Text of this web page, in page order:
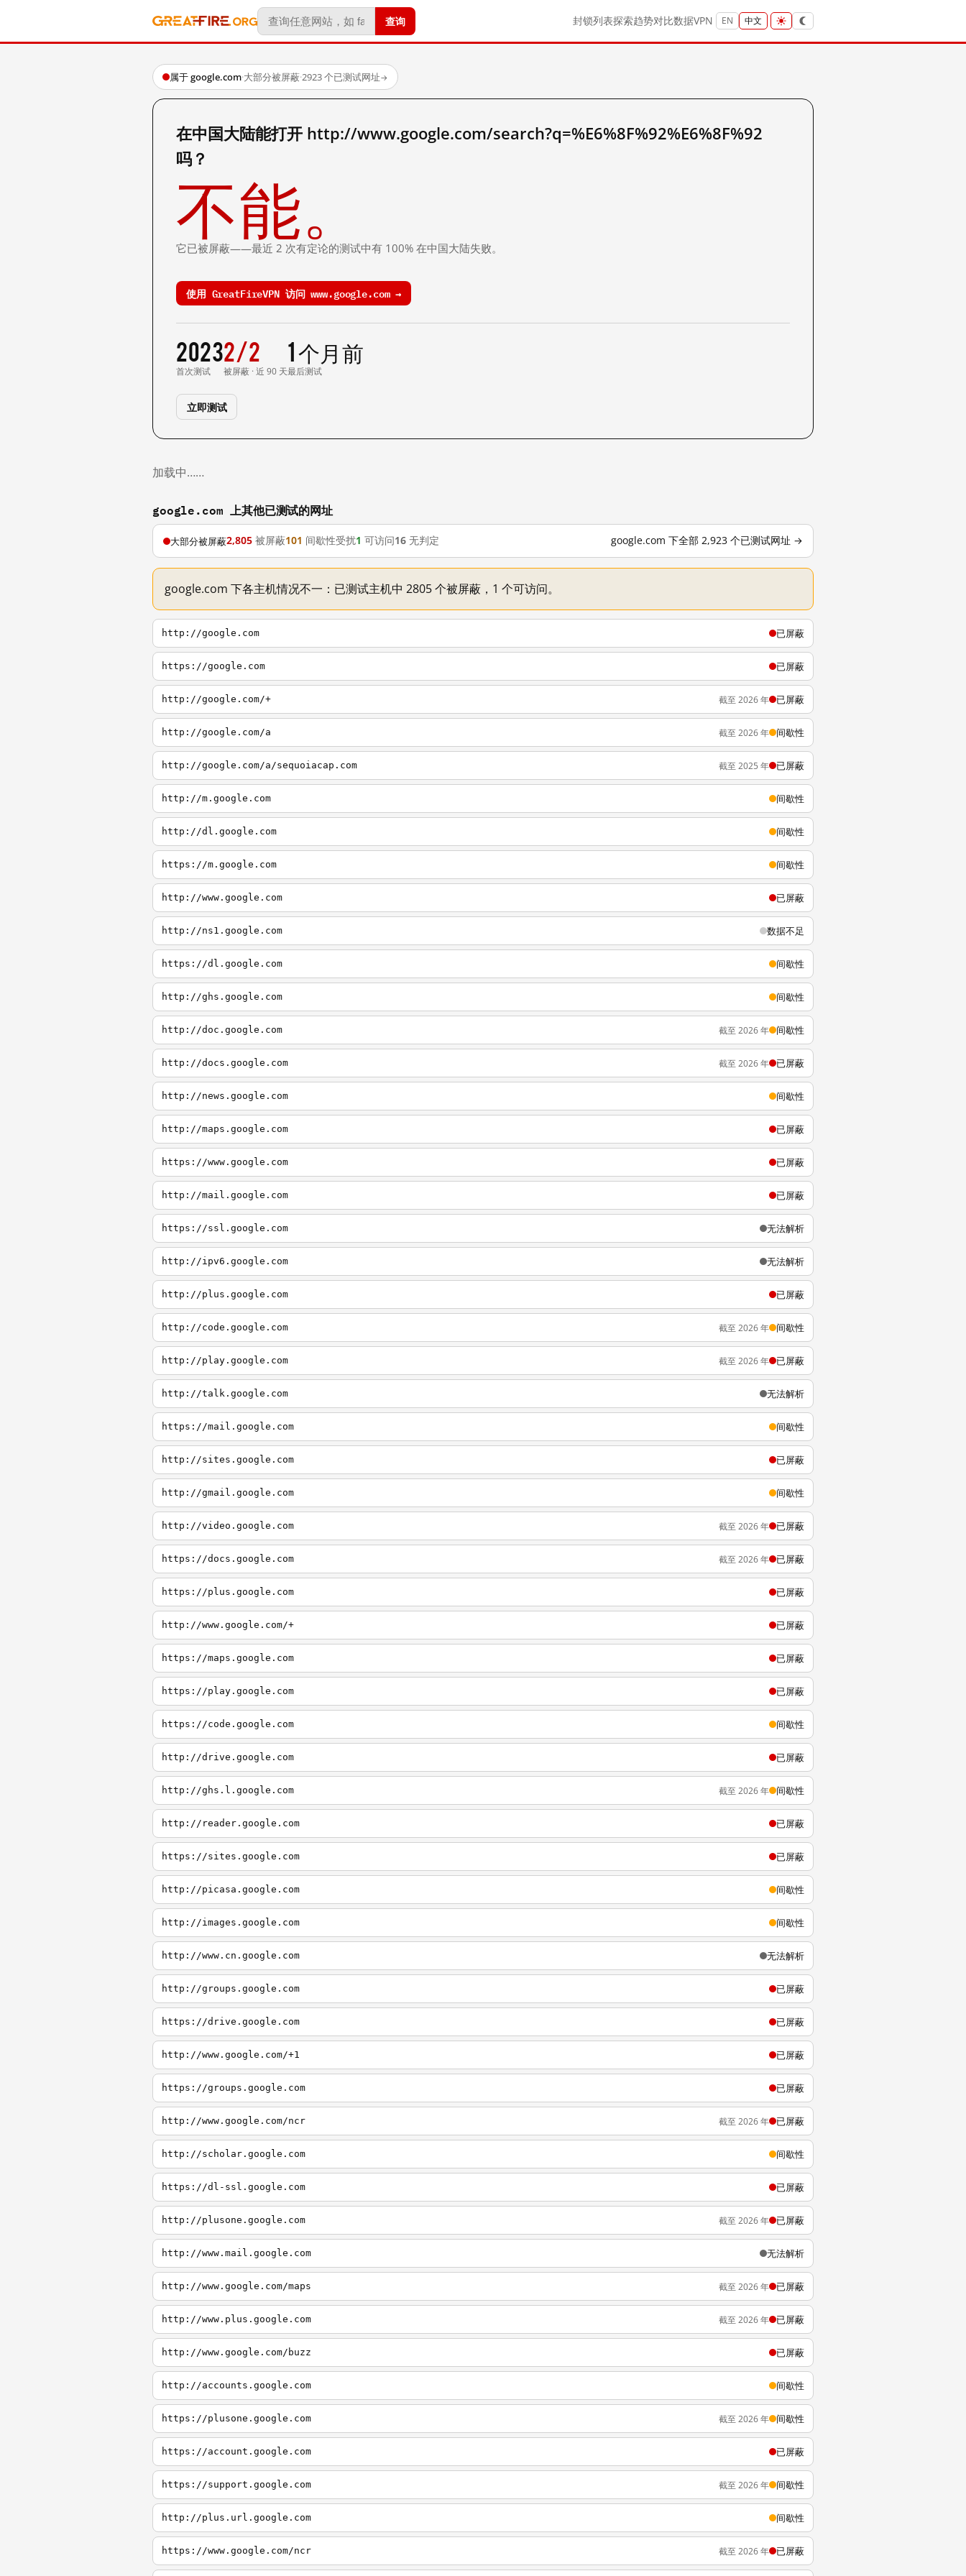
查询 封锁列表探索趋势对比数据VPN EN 中文
属于 google.com·大部分被屏蔽·2923 个已测试网址→
在中国大陆能打开 http://www.google.com/search?q=%E6%8F%92%E6%8F%92
吗？
不能。
它已被屏蔽——最近 2 次有定论的测试中有 100% 在中国大陆失败。
使用 GreatFireVPN 访问 www.google.com →
2023
首次测试
2/2
被屏蔽 · 近 90 天
1 个月前
最后测试
立即测试
加载中……
google.com 上其他已测试的网址
大部分被屏蔽2,805 被屏蔽101 间歇性受扰1 可访问16 无判定 google.com 下全部 2,923 个已测试网址 →
google.com 下各主机情况不一：已测试主机中 2805 个被屏蔽，1 个可访问。
http://google.com 已屏蔽
https://google.com 已屏蔽
http://google.com/+ 截至 2026 年 已屏蔽
http://google.com/a 截至 2026 年 间歇性
http://google.com/a/sequoiacap.com 截至 2025 年 已屏蔽
http://m.google.com 间歇性
http://dl.google.com 间歇性
https://m.google.com 间歇性
http://www.google.com 已屏蔽
http://ns1.google.com 数据不足
https://dl.google.com 间歇性
http://ghs.google.com 间歇性
http://doc.google.com 截至 2026 年 间歇性
http://docs.google.com 截至 2026 年 已屏蔽
http://news.google.com 间歇性
http://maps.google.com 已屏蔽
https://www.google.com 已屏蔽
http://mail.google.com 已屏蔽
https://ssl.google.com 无法解析
http://ipv6.google.com 无法解析
http://plus.google.com 已屏蔽
http://code.google.com 截至 2026 年 间歇性
http://play.google.com 截至 2026 年 已屏蔽
http://talk.google.com 无法解析
https://mail.google.com 间歇性
http://sites.google.com 已屏蔽
http://gmail.google.com 间歇性
http://video.google.com 截至 2026 年 已屏蔽
https://docs.google.com 截至 2026 年 已屏蔽
https://plus.google.com 已屏蔽
http://www.google.com/+ 已屏蔽
https://maps.google.com 已屏蔽
https://play.google.com 已屏蔽
https://code.google.com 间歇性
http://drive.google.com 已屏蔽
http://ghs.l.google.com 截至 2026 年 间歇性
http://reader.google.com 已屏蔽
https://sites.google.com 已屏蔽
http://picasa.google.com 间歇性
http://images.google.com 间歇性
http://www.cn.google.com 无法解析
http://groups.google.com 已屏蔽
https://drive.google.com 已屏蔽
http://www.google.com/+1 已屏蔽
https://groups.google.com 已屏蔽
http://www.google.com/ncr 截至 2026 年 已屏蔽
http://scholar.google.com 间歇性
https://dl-ssl.google.com 已屏蔽
http://plusone.google.com 截至 2026 年 已屏蔽
http://www.mail.google.com 无法解析
http://www.google.com/maps 截至 2026 年 已屏蔽
http://www.plus.google.com 截至 2026 年 已屏蔽
http://www.google.com/buzz 已屏蔽
http://accounts.google.com 间歇性
https://plusone.google.com 截至 2026 年 间歇性
https://account.google.com 已屏蔽
https://support.google.com 截至 2026 年 间歇性
http://plus.url.google.com 间歇性
https://www.google.com/ncr 截至 2026 年 已屏蔽